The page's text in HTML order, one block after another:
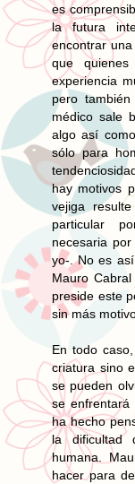
es
la futura
encontrar
que
experiencia
pero
médico sale
algo así
sólo para
hay motivos
vejiga
particular
necesaria
yo-. No es
Mauro
preside este
sin más
En todo
criatura sino
se pueden
se enfrentará
ha hecho
la dificultad
humana.
hacer para